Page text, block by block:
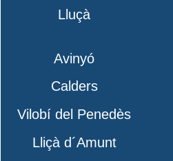
Lluçà
Avinyó
Calders
Vilobí del Penedès
Lliçà d´Amunt